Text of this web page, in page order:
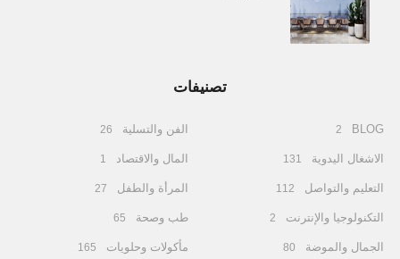
تصنيفات
BLOG
2
الاشغال اليدوية 131
التعليم والتواصل 112
التكنولوجيا والإنترنت 2
الجمال والموضة 80
الفن والتسلية 26
المال والاقتصاد 1
المرأة والطفل 27
طب وصحة 65
مأكولات وحلويات 165